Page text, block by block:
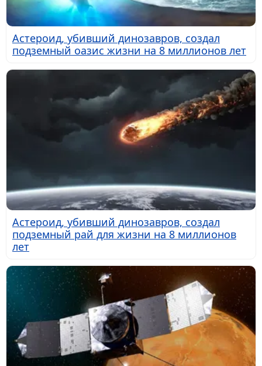
Астероид, убивший динозавров, создал
подземный оазис жизни на 8 миллионов лет
Астероид, убивший динозавров, создал
подземный рай для жизни на 8 миллионов
лет